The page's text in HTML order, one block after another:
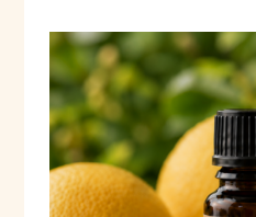
stability a emocionálneho
Posolstvo:„Nachádzam
pokojom, silou a
Použitie:
Difúzia:
2–4 kvapky do